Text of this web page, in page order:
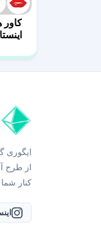
کاور
ایگوری
از طرح
کنار